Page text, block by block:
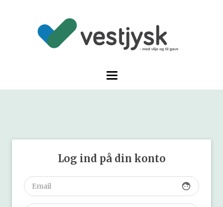
Log ind på din konto
face